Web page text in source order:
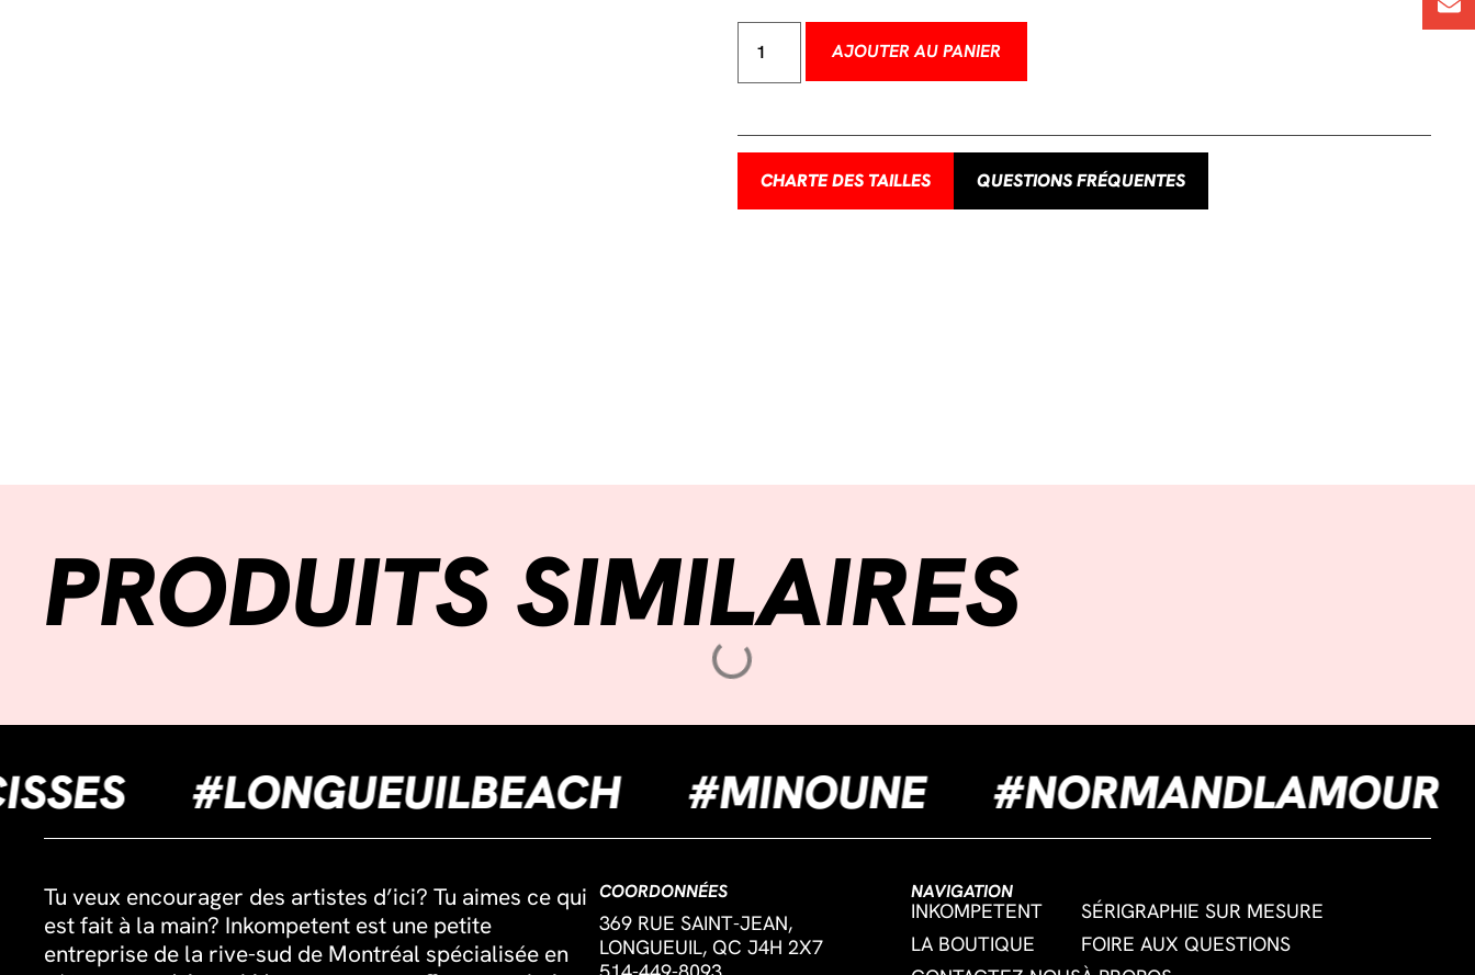
AJOUTER AU PANIER
CHARTE DES TAILLES QUESTIONS FRÉQUENTES
PRODUITS SIMILAIRES
#LONGUEUILBEACH #MINOUNE
Tu veux encourager des artistes d’ici? Tu aimes ce qui
est fait à la main? Inkompetent est une petite
entreprise de la rive-sud de Montréal spécialisée en
COORDONNÉES
369 RUE SAINT-JEAN,
LONGUEUIL, QC J4H 2X7
NAVIGATION
INKOMPETENT
LA BOUTIQUE
SÉRIGRAPHIE SUR MESURE
FOIRE AUX QUESTIONS